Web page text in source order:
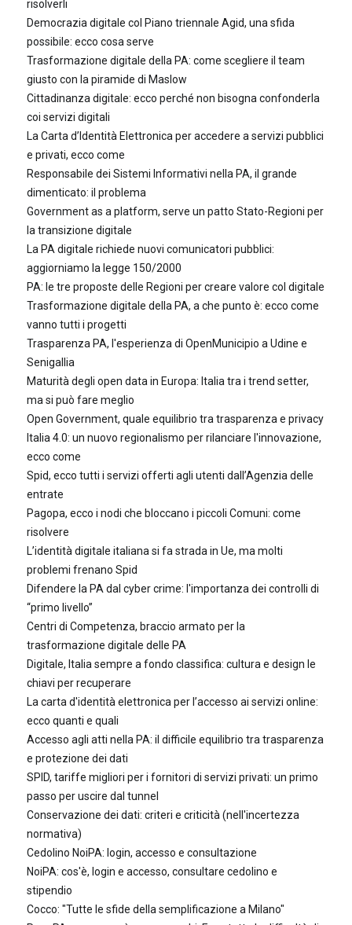
risolverli
Democrazia digitale col Piano triennale Agid, una sfida
possibile: ecco cosa serve
Trasformazione digitale della PA: come scegliere il team
giusto con la piramide di Maslow
Cittadinanza digitale: ecco perché non bisogna confonderla
coi servizi digitali
La Carta d’Identità Elettronica per accedere a servizi pubblici
e privati, ecco come
Responsabile dei Sistemi Informativi nella PA, il grande
dimenticato: il problema
Government as a platform, serve un patto Stato-Regioni per
la transizione digitale
La PA digitale richiede nuovi comunicatori pubblici:
aggiorniamo la legge 150/2000
PA: le tre proposte delle Regioni per creare valore col digitale
Trasformazione digitale della PA, a che punto è: ecco come
vanno tutti i progetti
Trasparenza PA, l'esperienza di OpenMunicipio a Udine e
Senigallia
Maturità degli open data in Europa: Italia tra i trend setter,
ma si può fare meglio
Open Government, quale equilibrio tra trasparenza e privacy
Italia 4.0: un nuovo regionalismo per rilanciare l'innovazione,
ecco come
Spid, ecco tutti i servizi offerti agli utenti dall’Agenzia delle
entrate
Pagopa, ecco i nodi che bloccano i piccoli Comuni: come
risolvere
L’identità digitale italiana si fa strada in Ue, ma molti
problemi frenano Spid
Difendere la PA dal cyber crime: l'importanza dei controlli di
“primo livello”
Centri di Competenza, braccio armato per la
trasformazione digitale delle PA
Digitale, Italia sempre a fondo classifica: cultura e design le
chiavi per recuperare
La carta d'identità elettronica per l’accesso ai servizi online:
ecco quanti e quali
Accesso agli atti nella PA: il difficile equilibrio tra trasparenza
e protezione dei dati
SPID, tariffe migliori per i fornitori di servizi privati: un primo
passo per uscire dal tunnel
Conservazione dei dati: criteri e criticità (nell'incertezza
normativa)
Cedolino NoiPA: login, accesso e consultazione
NoiPA: cos'è, login e accesso, consultare cedolino e
stipendio
Cocco: "Tutte le sfide della semplificazione a Milano"